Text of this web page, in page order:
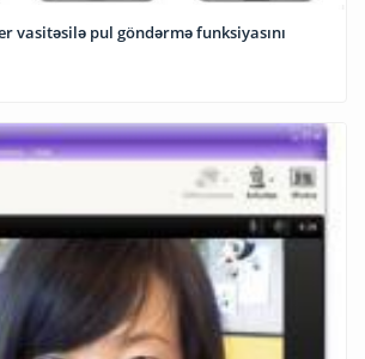
vasitəsilə pul göndərmə funksiyasını